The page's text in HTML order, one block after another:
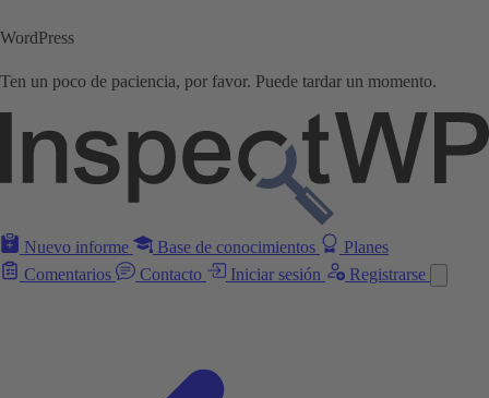
WordPress
Ten un poco de paciencia, por favor. Puede tardar un momento.
Nuevo informe Base de conocimientos
Planes
Comentarios
Contacto Iniciar sesión Registrarse